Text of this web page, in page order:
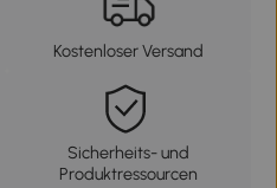
Kostenloser Versand
Sicherheits- und
Produktressourcen